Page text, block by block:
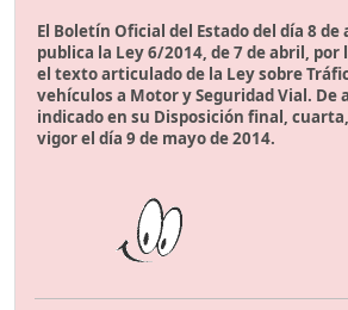
El Boletín Oficial del Estado del día 8 de
publica la Ley 6/2014, de 7 de abril, por
el texto articulado de la Ley sobre
vehículos a Motor y Seguridad Vial. De
indicado en su Disposición final,
vigor el día 9 de mayo de 2014.